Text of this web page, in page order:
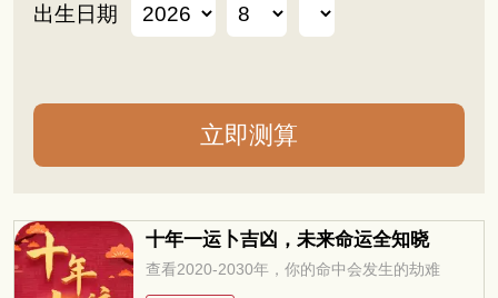
出生日期
十年一运卜吉凶，未来命运全知晓
查看2020-2030年，你的命中会发生的劫难